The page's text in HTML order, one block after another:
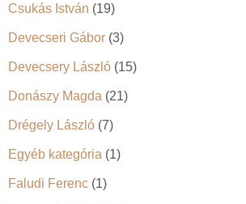
Csukás István (19)
Devecseri Gábor (3)
Devecsery László (15)
Donászy Magda (21)
Drégely László (7)
Egyéb kategória (1)
Faludi Ferenc (1)